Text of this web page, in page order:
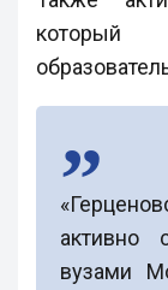
активно
вузами